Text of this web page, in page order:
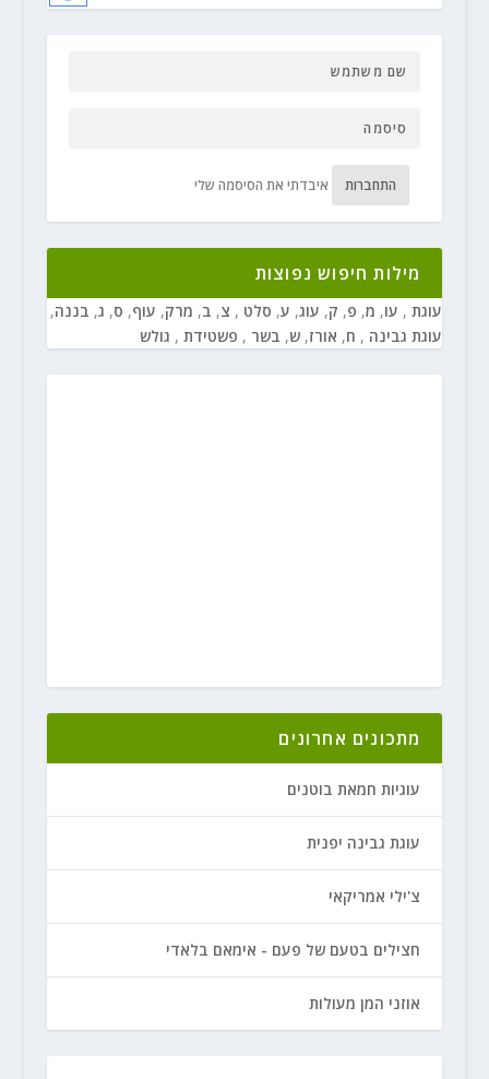
התחברות איבדתי את הסיסמה שלי
מילות חיפוש נפוצות
עוגת , עו, מ, פ, ק, עוג, ע, סלט , צ, ב, מרק, עוף, ס, ג, בננה,
עוגת גבינה , ח, אורז, ש, בשר , פשטידת , גולש
מתכונים אחרונים
עוגיות חמאת בוטנים
עוגת גבינה יפנית
צ'ילי אמריקאי
חצילים בטעם של פעם - אימאם בלאדי
אוזני המן מעולות